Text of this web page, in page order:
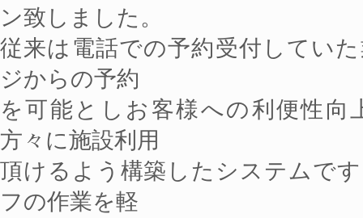
ン致しました。
従来は電話での予約受付してい
ジからの予約
を可能としお客様への利便性向
方々に施設利用
頂けるよう構築したシステムで
フの作業を軽